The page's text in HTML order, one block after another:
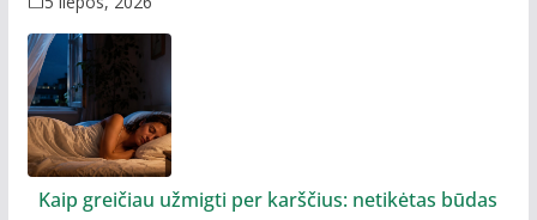
Kaip greičiau užmigti per karščius: netikėtas būdas